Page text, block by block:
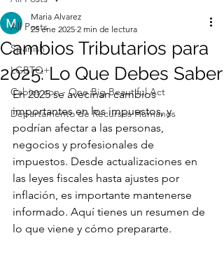
All Posts
Spanish
LGBTQ+
Cabios con - One Big Beautiful Act
Departamento de Recursos Humanos
Cambios Tributarios para
2025: Lo Que Debes Saber
Maria Alvarez
25 ene 2025 2 min de lectura
En 2025 se avecinan cambios
importantes en los impuestos, y
podrían afectar a las personas,
negocios y profesionales de
impuestos. Desde actualizaciones en
las leyes fiscales hasta ajustes por
inflación, es importante mantenerse
informado. Aquí tienes un resumen de
lo que viene y cómo prepararte.